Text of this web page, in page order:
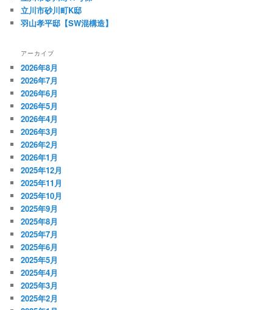
立川市砂川町K邸
羽山孝平邸【SW混構造】
アーカイブ
2026年8月
2026年7月
2026年6月
2026年5月
2026年4月
2026年3月
2026年2月
2026年1月
2025年12月
2025年11月
2025年10月
2025年9月
2025年8月
2025年7月
2025年6月
2025年5月
2025年4月
2025年3月
2025年2月